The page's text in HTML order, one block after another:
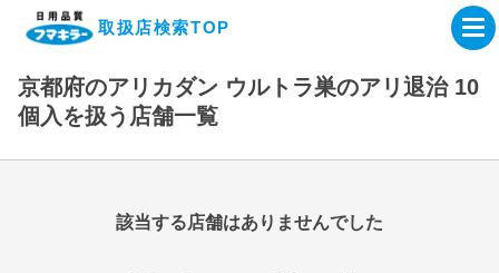
取扱店検索TOP
企業・IR情報サイト
製品情報サイト
オンラインショップ
京都府のアリカダン ウルトラ巣のアリ退治 10
個入を扱う店舗一覧
該当する店舗はありませんでした